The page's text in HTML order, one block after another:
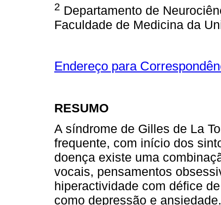
2 Departamento de
Faculdade de Medicina da
Endereço para
RESUMO
A síndrome de Gilles de La
frequente, com início dos
doença existe uma
vocais, pensamentos
hiperactividade com défice
como depressão e